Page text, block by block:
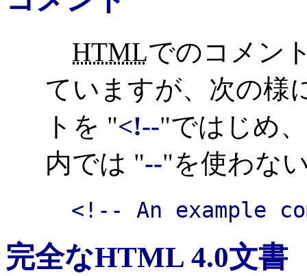
HTMLでのコメン
ていますが、次の様
トを "<!--"ではじめ
内では "--"を使わな
<!-- An example
完全なHTML 4.0文書